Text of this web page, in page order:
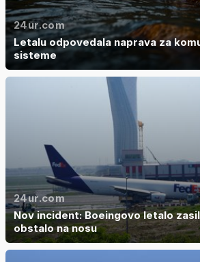
24ur.com
Letalu odpovedala naprava za
sisteme
24ur.com
Nov incident: Boeingovo letalo
obstalo na nosu